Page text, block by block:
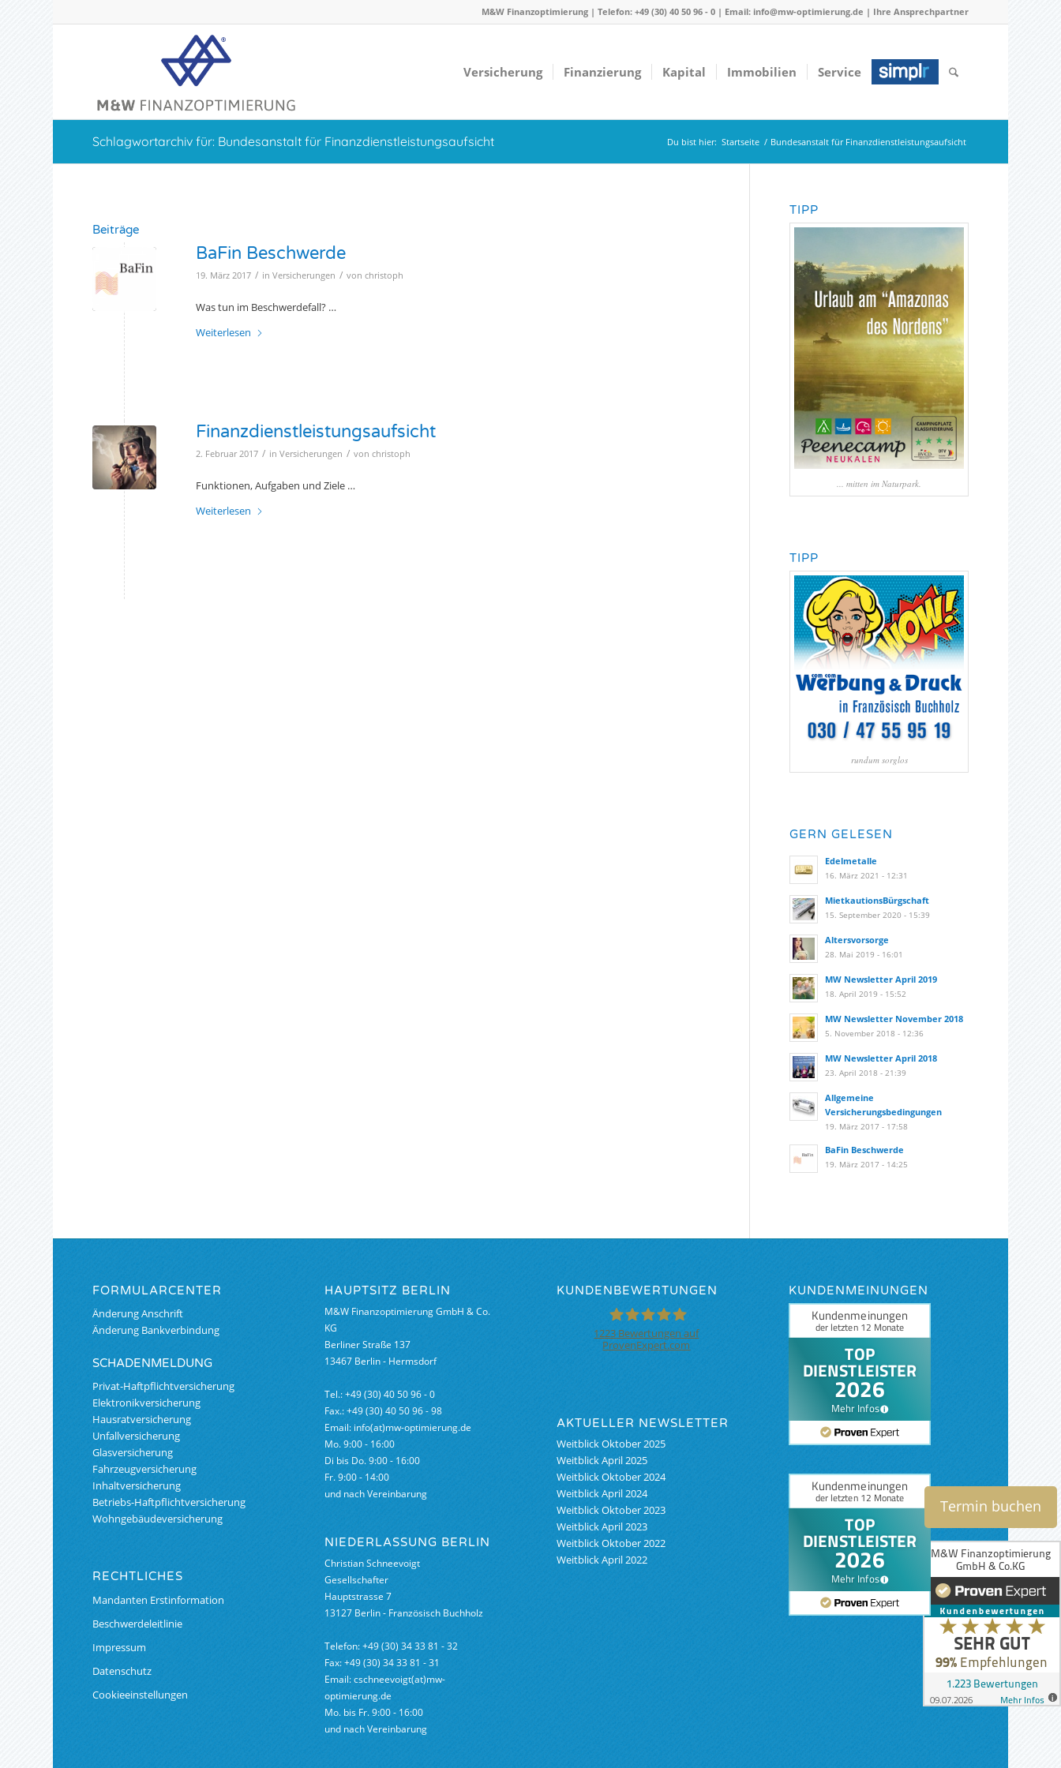
M&W Finanzoptimierung | Telefon: +49 (30) 40 50 96 - 0 | Email: info@mw-optimierung.de | Ihre Ansprechpartner
Versicherung Finanzierung Kapital Immobilien Service
Schlagwortarchiv für: Bundesanstalt für Finanzdienstleistungsaufsicht Du bist hier: Startseite / Bundesanstalt für Finanzdienstleistungsaufsicht
Beiträge
BaFin Beschwerde
19. März 2017 / inVersicherungen / vonchristoph
Was tun im Beschwerdefall? …
Weiterlesen
Finanzdienstleistungsaufsicht
2. Februar 2017 / inVersicherungen / vonchristoph
Funktionen, Aufgaben und Ziele …
Weiterlesen
TIPP
... mitten im Naturpark.
TIPP
rundum sorglos
GERN GELESEN
Edelmetalle
16. März 2021 - 12:31
MietkautionsBürgschaft
15. September 2020 - 15:39
Altersvorsorge
28. Mai 2019 - 16:01
MW Newsletter April 2019
18. April 2019 - 15:52
MW Newsletter November 2018
5. November 2018 - 12:36
MW Newsletter April 2018
23. April 2018 - 21:39
Allgemeine
Versicherungsbedingungen
19. März 2017 - 17:58
BaFin Beschwerde
19. März 2017 - 14:25
FORMULARCENTER
Änderung Anschrift
Änderung Bankverbindung
SCHADENMELDUNG
Privat-Haftpflichtversicherung
Elektronikversicherung
Hausratversicherung
Unfallversicherung
Glasversicherung
Fahrzeugversicherung
Inhaltversicherung
Betriebs-Haftpflichtversicherung
Wohngebäudeversicherung
RECHTLICHES
Mandanten Erstinformation
Beschwerdeleitlinie
Impressum
Datenschutz
Cookieeinstellungen
HAUPTSITZ BERLIN
M&W Finanzoptimierung GmbH & Co.
KG
Berliner Straße 137
13467 Berlin - Hermsdorf
Tel.: +49 (30) 40 50 96 - 0
Fax.: +49 (30) 40 50 96 - 98
Email: info(at)mw-optimierung.de
Mo. 9:00 - 16:00
Di bis Do. 9:00 - 16:00
Fr. 9:00 - 14:00
und nach Vereinbarung
NIEDERLASSUNG BERLIN
Christian Schneevoigt
Gesellschafter
Hauptstrasse 7
13127 Berlin - Französisch Buchholz
Telefon: +49 (30) 34 33 81 - 32
Fax: +49 (30) 34 33 81 - 31
Email: cschneevoigt(at)mw-
optimierung.de
Mo. bis Fr. 9:00 - 16:00
und nach Vereinbarung
KUNDENBEWERTUNGEN
GmbH &Co.KG
1223 Bewertungen auf
ProvenExpert.com
AKTUELLER NEWSLETTER
Weitblick Oktober 2025
Weitblick April 2025
Weitblick Oktober 2024
Weitblick April 2024
Weitblick Oktober 2023
Weitblick April 2023
Weitblick Oktober 2022
Weitblick April 2022
KUNDENMEINUNGEN
Termin buchen